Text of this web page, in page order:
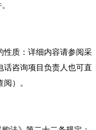
性质：详细内容请参阅采
话咨询项目负责人也可直
）。